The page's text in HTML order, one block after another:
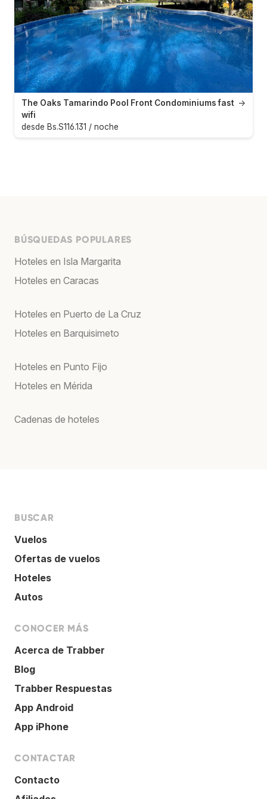
→
The Oaks Tamarindo Pool Front Condominiums fast
wifi
desde Bs.S116.131 / noche
BÚSQUEDAS POPULARES
Hoteles en Isla Margarita
Hoteles en Caracas
Hoteles en Puerto de La Cruz
Hoteles en Barquisimeto
Hoteles en Punto Fijo
Hoteles en Mérida
Cadenas de hoteles
BUSCAR
Vuelos
Ofertas de vuelos
Hoteles
Autos
CONOCER MÁS
Acerca de Trabber
Blog
Trabber Respuestas
App Android
App iPhone
CONTACTAR
Contacto